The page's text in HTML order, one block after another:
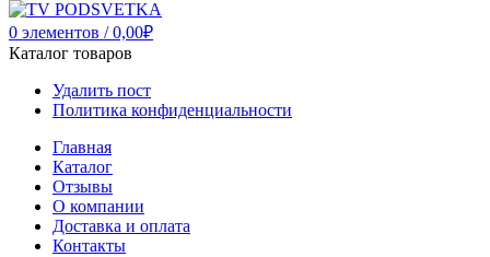
0 элементов / 0,00₽
Каталог товаров
Удалить пост
Политика конфиденциальности
Главная
Каталог
Отзывы
О компании
Доставка и оплата
Контакты